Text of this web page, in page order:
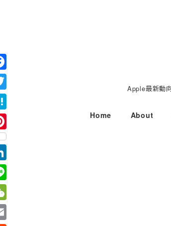
コ
ン
テ
ン
ツ
へ
移
動
Apple最新動
Home About